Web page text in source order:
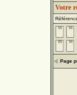
Votre
55 56
89 90
Page